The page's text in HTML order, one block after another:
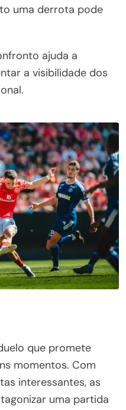
uma derrota pode
ajuda a
a visibilidade dos
que promete
momentos. Com
interessantes, as
uma partida